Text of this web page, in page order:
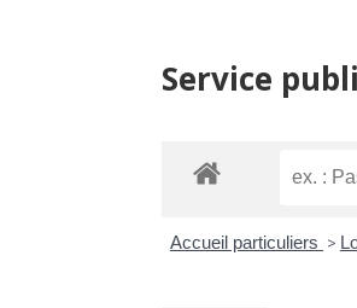
Service
Accueil particuliers >